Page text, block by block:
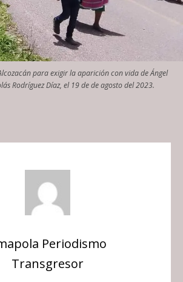
para exigir la aparición con vida de Ángel
Rodríguez Díaz, el 19 de de agosto del 2023.
Periodismo
Transgresor